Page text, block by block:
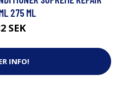
275 ML
SEK
INFO!